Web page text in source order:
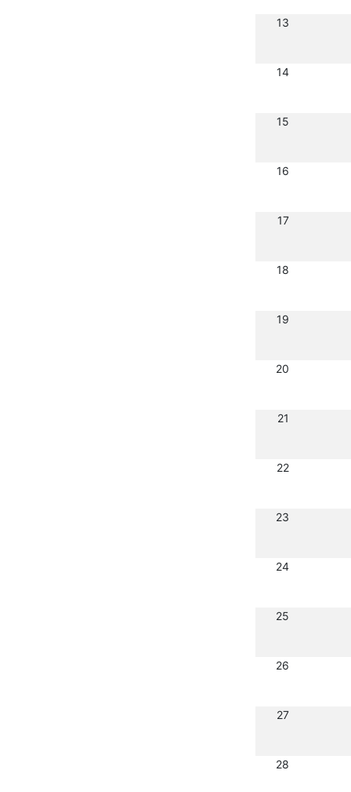
13
14
15
16
17
18
19
20
21
22
23
24
25
26
27
28